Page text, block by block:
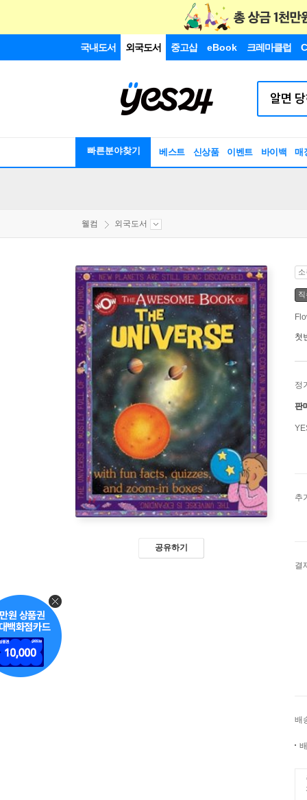
국내도서 외국도서 중고샵 eBook 크레마클럽
빠른분야찾기 베스트 신상품 이벤트 바이백 매
웰컴 외국도서
공유하기
첫
정
판
추
결
배